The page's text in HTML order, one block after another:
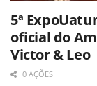
5ª
oficial do
Victor & Leo
0 AÇÕES